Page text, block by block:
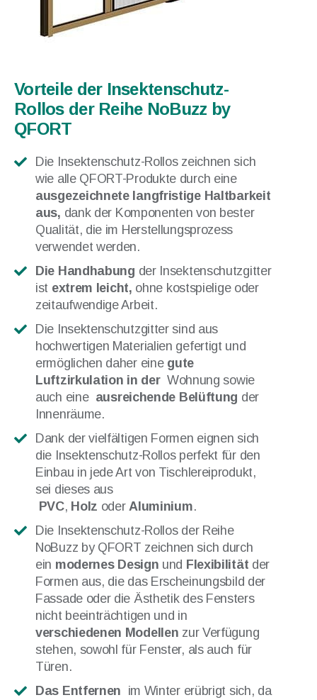
Vorteile der Insektenschutz-
Rollos der Reihe NoBuzz by
QFORT
Die Insektenschutz-Rollos zeichnen sich
wie alle QFORT-Produkte durch eine
ausgezeichnete langfristige Haltbarkeit
aus, dank der Komponenten von bester
Qualität, die im Herstellungsprozess
verwendet werden.
Die Handhabung der Insektenschutzgitter
ist extrem leicht, ohne kostspielige oder
zeitaufwendige Arbeit.
Die Insektenschutzgitter sind aus
hochwertigen Materialien gefertigt und
ermöglichen daher eine gute
Luftzirkulation in derWohnung sowie
auch eine ausreichende Belüftung der
Innenräume.
Dank der vielfältigen Formen eignen sich
die Insektenschutz-Rollos perfekt für den
Einbau in jede Art von Tischlereiprodukt,
sei dieses aus
PVC, Holz oderAluminium.
Die Insektenschutz-Rollos der Reihe
NoBuzz by QFORT zeichnen sich durch
ein modernes Design und Flexibilität der
Formen aus, die das Erscheinungsbild der
Fassade oder die Ästhetik des Fensters
nicht beeinträchtigen und in
verschiedenen Modellen zur Verfügung
stehen, sowohl für Fenster, als auch für
Türen.
Das Entfernen im Winter erübrigt sich, da